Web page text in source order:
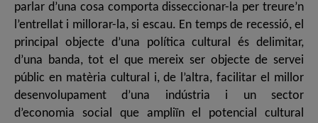
parlar d’una cosa comporta disseccionar-la per treure’n
l’entrellat i millorar-la, si escau. En temps de recessió, el
principal objecte d’una política cultural és delimitar,
d’una banda, tot el que mereix ser objecte de servei
públic en matèria cultural i, de l’altra, facilitar el millor
desenvolupament d’una indústria i un sector
d’economia social que ampliïn el potencial cultural